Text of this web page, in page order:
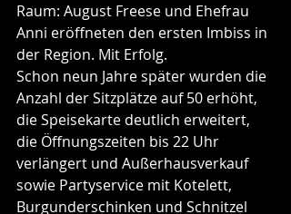
Raum: August Freese und Ehefrau
Anni eröffneten den ersten Imbiss in
der Region. Mit Erfolg.
Schon neun Jahre später wurden die
Anzahl der Sitzplätze auf 50 erhöht,
die Speisekarte deutlich erweitert,
die Öffnungszeiten bis 22 Uhr
verlängert und Außerhausverkauf
sowie Partyservice mit Kotelett,
Burgunderschinken und Schnitzel